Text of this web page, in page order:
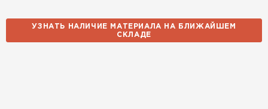
УЗНАТЬ НАЛИЧИЕ МАТЕРИАЛА НА БЛИЖАЙШЕМ
СКЛАДЕ